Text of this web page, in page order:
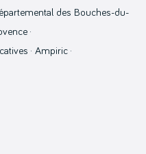
des Bouches-du-
·
· Ampiric ·